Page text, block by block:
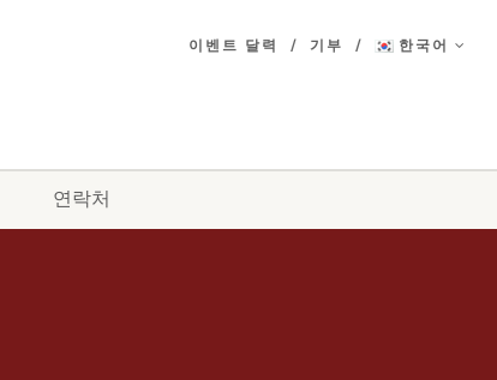
이벤트 달력 기부 한국어
연락처